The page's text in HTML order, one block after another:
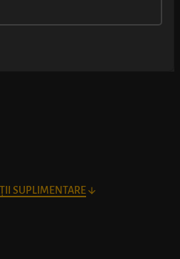
condimentată, într-un aluat
SUPLIMENTARE